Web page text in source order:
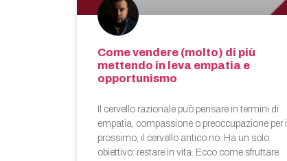
Come vendere (molto) di più
mettendo in leva empatia e
opportunismo
Il cervello razionale può pensare in termini di
empatia, compassione o preoccupazione per il
prossimo, il cervello antico no. Ha un solo
obiettivo: restare in vita. Ecco come sfruttare